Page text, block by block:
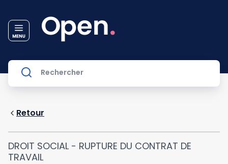
Retour
DROIT SOCIAL - RUPTURE DU CONTRAT DE
TRAVAIL